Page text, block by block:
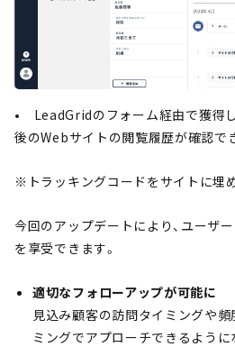
• LeadGridのフォーム経由で獲得
後のWebサイトの閲覧履歴が確認で
※トラッキングコードをサイトに埋
今回のアップデートにより、ユーザ
を享受できます。
適切なフォローアップが可能に
見込み顧客の訪問タイミングや頻
ミングでアプローチできるように